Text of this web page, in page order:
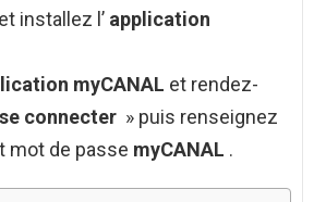
installez l’ application
myCANAL et rendez-
se connecter » puis renseignez
mot de passe myCANAL .